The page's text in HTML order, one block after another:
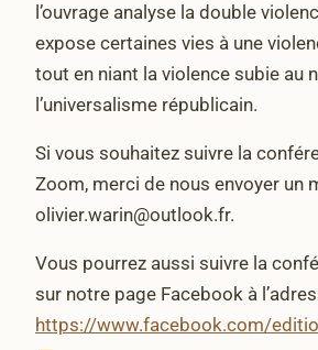
l’ouvrage analyse la double
expose certaines vies à une
tout en niant la violence subie au
l’universalisme républicain.
Si vous souhaitez suivre la
Zoom, merci de nous envoyer un
olivier.warin@outlook.fr.
Vous pourrez aussi suivre la
sur notre page Facebook à
https://www.facebook.com/